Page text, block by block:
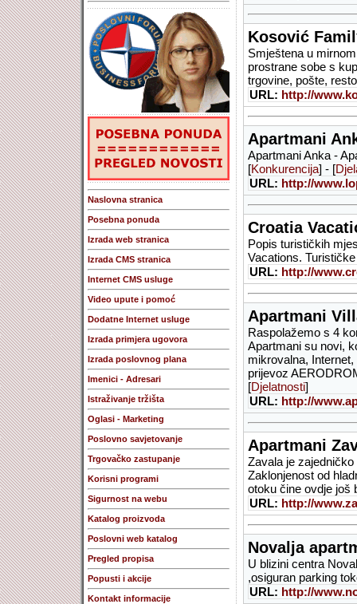
Naslovna stranica
Posebna ponuda
Izrada web stranica
Izrada CMS stranica
Internet CMS usluge
Video upute i pomoć
Dodatne Internet usluge
Izrada primjera ugovora
Izrada poslovnog plana
Imenici - Adresari
Istraživanje tržišta
Oglasi - Marketing
Poslovno savjetovanje
Trgovačko zastupanje
Korisni programi
Sigurnost na webu
Katalog proizvoda
Poslovni web katalog
Pregled propisa
Popusti i akcije
Kontakt informacije
Kosović
Smještena u
prostrane sobe s
trgovine, pošte,
URL: http://
Apartmani
Apartmani Anka -
[Konkurencija] - [
URL: http://
Croatia
Popis turističkih
Vacations.
URL: http://
Apartmani
Raspolažemo s 4
Apartmani su novi,
mikrovalna,
prijevoz
[Djelatnosti]
URL: http://
Apartmani
Zavala je
Zaklonjenost od
otoku čine ovdje još
URL: http://
Novalja
U blizini centra
,osiguran parking
URL: http://